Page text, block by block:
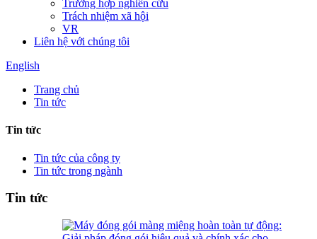
Trường hợp nghiên cứu
Trách nhiệm xã hội
VR
Liên hệ với chúng tôi
English
Trang chủ
Tin tức
Tin tức
Tin tức của công ty
Tin tức trong ngành
Tin tức